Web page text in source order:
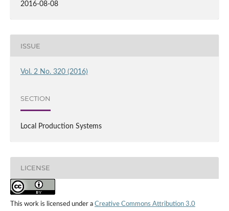
2016-08-08
ISSUE
Vol. 2 No. 320 (2016)
SECTION
Local Production Systems
LICENSE
This work is licensed under a Creative Commons Attribution 3.0